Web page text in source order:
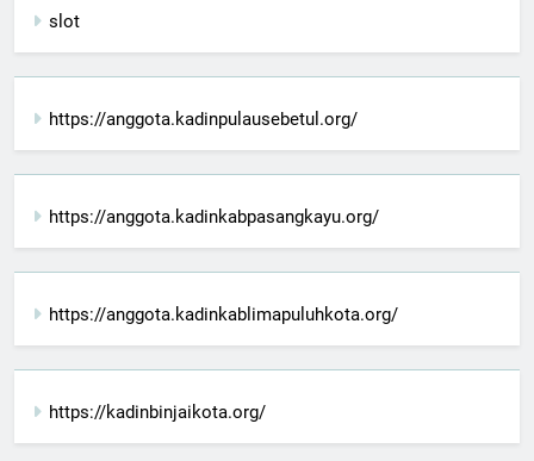
slot
https://anggota.kadinpulausebetul.org/
https://anggota.kadinkabpasangkayu.org/
https://anggota.kadinkablimapuluhkota.org/
https://kadinbinjaikota.org/